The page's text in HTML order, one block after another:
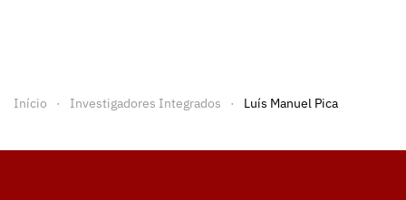
Início Investigadores Integrados Luís Manuel Pica